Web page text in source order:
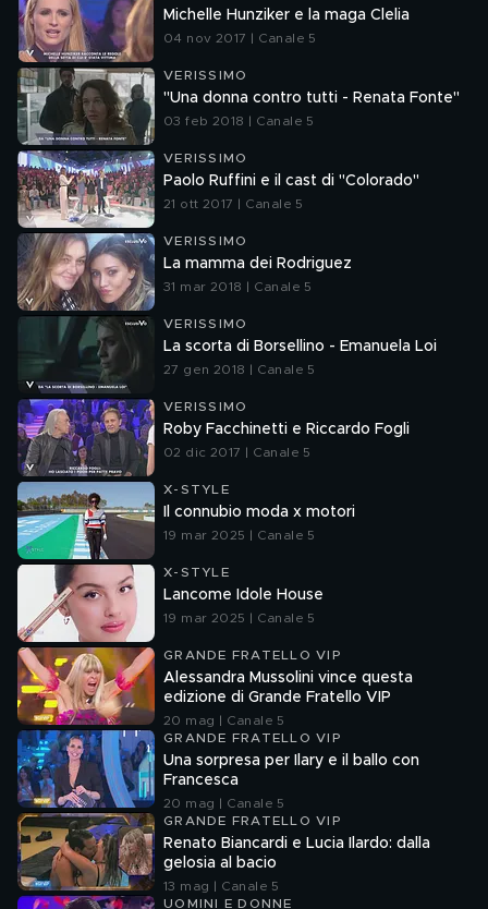
Michelle Hunziker e la maga Clelia
04 nov 2017 | Canale 5
VERISSIMO
"Una donna contro tutti - Renata Fonte"
03 feb 2018 | Canale 5
VERISSIMO
Paolo Ruffini e il cast di "Colorado"
21 ott 2017 | Canale 5
VERISSIMO
La mamma dei Rodriguez
31 mar 2018 | Canale 5
VERISSIMO
La scorta di Borsellino - Emanuela Loi
27 gen 2018 | Canale 5
VERISSIMO
Roby Facchinetti e Riccardo Fogli
02 dic 2017 | Canale 5
X-STYLE
Il connubio moda x motori
19 mar 2025 | Canale 5
X-STYLE
Lancome Idole House
19 mar 2025 | Canale 5
GRANDE FRATELLO VIP
Alessandra Mussolini vince questa
edizione di Grande Fratello VIP
20 mag | Canale 5
GRANDE FRATELLO VIP
Una sorpresa per Ilary e il ballo con
Francesca
20 mag | Canale 5
GRANDE FRATELLO VIP
Renato Biancardi e Lucia Ilardo: dalla
gelosia al bacio
13 mag | Canale 5
UOMINI E DONNE